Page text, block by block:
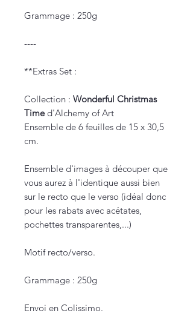
Grammage : 250g
----
**Extras Set :
Collection : Wonderful Christmas
Timed'Alchemy of Art
Ensemble de 6 feuilles de 15 x 30,5
cm.
Ensemble d'images à découper que
vous aurez à l'identique aussi bien
sur le recto que le verso (idéal donc
pour les rabats avec acétates,
pochettes transparentes,...)
Motif recto/verso.
Grammage : 250g
Envoi en Colissimo.